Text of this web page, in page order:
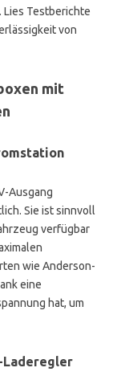
Lies Testberichte
von
mit
Ausgang
Sie ist sinnvoll
verfügbar
wie Anderson-
eine
hat, um
Laderegler